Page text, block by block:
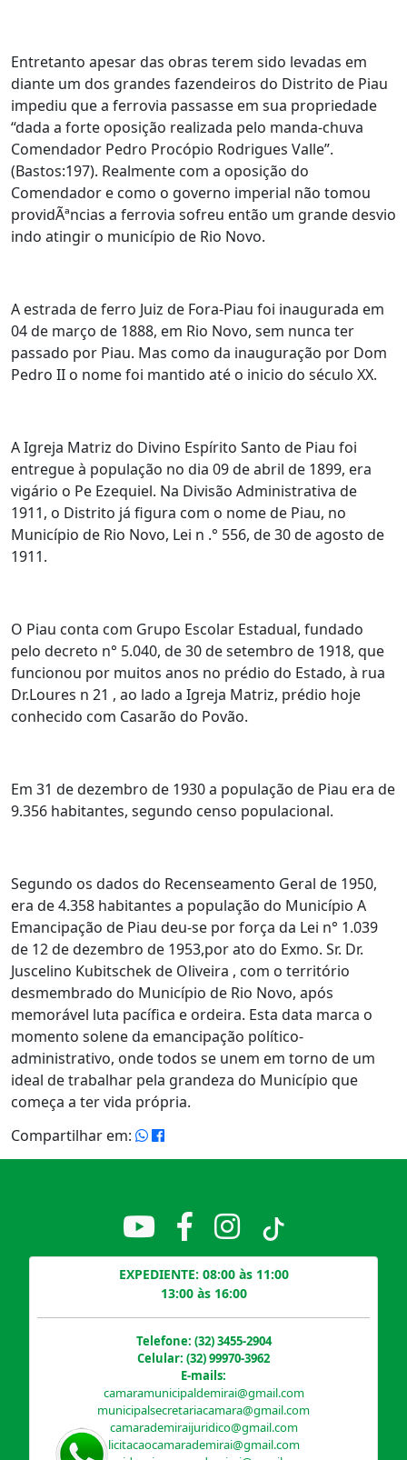
Entretanto apesar das obras terem sido levadas em
diante um dos grandes fazendeiros do Distrito de Piau
impediu que a ferrovia passasse em sua propriedade
“dada a forte oposição realizada pelo manda-chuva
Comendador Pedro Procópio Rodrigues Valle”.
(Bastos:197). Realmente com a oposição do
Comendador e como o governo imperial não tomou
providÃªncias a ferrovia sofreu então um grande desvio
indo atingir o município de Rio Novo.
A estrada de ferro Juiz de Fora-Piau foi inaugurada em
04 de março de 1888, em Rio Novo, sem nunca ter
passado por Piau. Mas como da inauguração por Dom
Pedro II o nome foi mantido até o inicio do século XX.
A Igreja Matriz do Divino Espírito Santo de Piau foi
entregue à população no dia 09 de abril de 1899, era
vigário o Pe Ezequiel. Na Divisão Administrativa de
1911, o Distrito já figura com o nome de Piau, no
Município de Rio Novo, Lei n .° 556, de 30 de agosto de
1911.
O Piau conta com Grupo Escolar Estadual, fundado
pelo decreto n° 5.040, de 30 de setembro de 1918, que
funcionou por muitos anos no prédio do Estado, à rua
Dr.Loures n 21 , ao lado a Igreja Matriz, prédio hoje
conhecido com Casarão do Povão.
Em 31 de dezembro de 1930 a população de Piau era de
9.356 habitantes, segundo censo populacional.
Segundo os dados do Recenseamento Geral de 1950,
era de 4.358 habitantes a população do Município A
Emancipação de Piau deu-se por força da Lei n° 1.039
de 12 de dezembro de 1953,por ato do Exmo. Sr. Dr.
Juscelino Kubitschek de Oliveira , com o território
desmembrado do Município de Rio Novo, após
memorável luta pacífica e ordeira. Esta data marca o
momento solene da emancipação político-
administrativo, onde todos se unem em torno de um
ideal de trabalhar pela grandeza do Município que
começa a ter vida própria.
Compartilhar em:
EXPEDIENTE: 08:00 às 11:00
13:00 às 16:00
Telefone: (32) 3455-2904
Celular: (32) 99970-3962
E-mails:
camaramunicipaldemirai@gmail.com
municipalsecretariacamara@gmail.com
camarademiraijuridico@gmail.com
licitacaocamarademirai@gmail.com